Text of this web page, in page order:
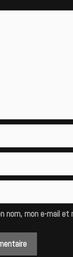
nom, mon e-mail